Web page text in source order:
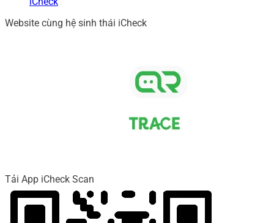
Website cùng hệ sinh thái iCheck
Tải App iCheck Scan